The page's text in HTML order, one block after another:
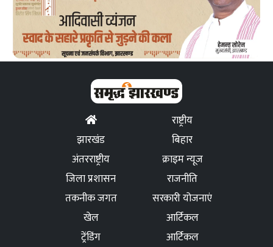
राष्ट्रीय
झारखंड
बिहार
अंतरराष्ट्रीय
क्राइम न्यूज
जिला प्रशासन
राजनीति
तकनीक जगत
सरकारी योजनाएं
खेल
आर्टिकल
ट्रेंडिंग
आर्टिकल